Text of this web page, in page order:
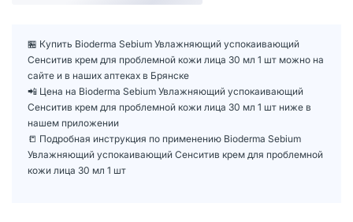
🏪 Купить Bioderma Sebium Увлажняющий успокаивающий
Сенситив крем для проблемной кожи лица 30 мл 1 шт можно на
сайте и в наших аптеках в Брянске
📲 Цена на Bioderma Sebium Увлажняющий успокаивающий
Сенситив крем для проблемной кожи лица 30 мл 1 шт ниже в
нашем приложении
📒 Подробная инструкция по применению Bioderma Sebium
Увлажняющий успокаивающий Сенситив крем для проблемной
кожи лица 30 мл 1 шт